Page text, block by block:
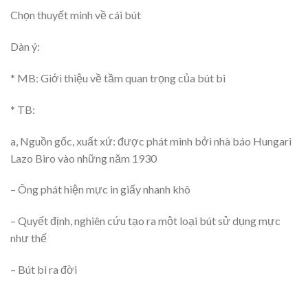
Chọn thuyết minh về cái bút
Dàn ý:
* MB: Giới thiệu về tầm quan trọng của bút bi
* TB:
a, Nguồn gốc, xuất xứ: được phát minh bởi nhà báo Hungari
Lazo Biro vào những năm 1930
– Ông phát hiện mực in giấy nhanh khô
– Quyết định, nghiên cứu tạo ra một loại bút sử dụng mực
như thế
– Bút bi ra đời